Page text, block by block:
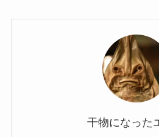
干物になった